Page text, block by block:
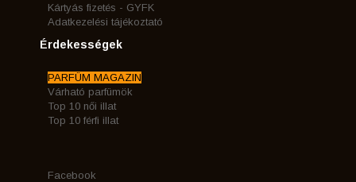
Kártyás fizetés - GYFK
Adatkezelési tájékoztató
Érdekességek
PARFÜM MAGAZIN
Várható parfümök
Top 10 női illat
Top 10 férfi illat
Facebook